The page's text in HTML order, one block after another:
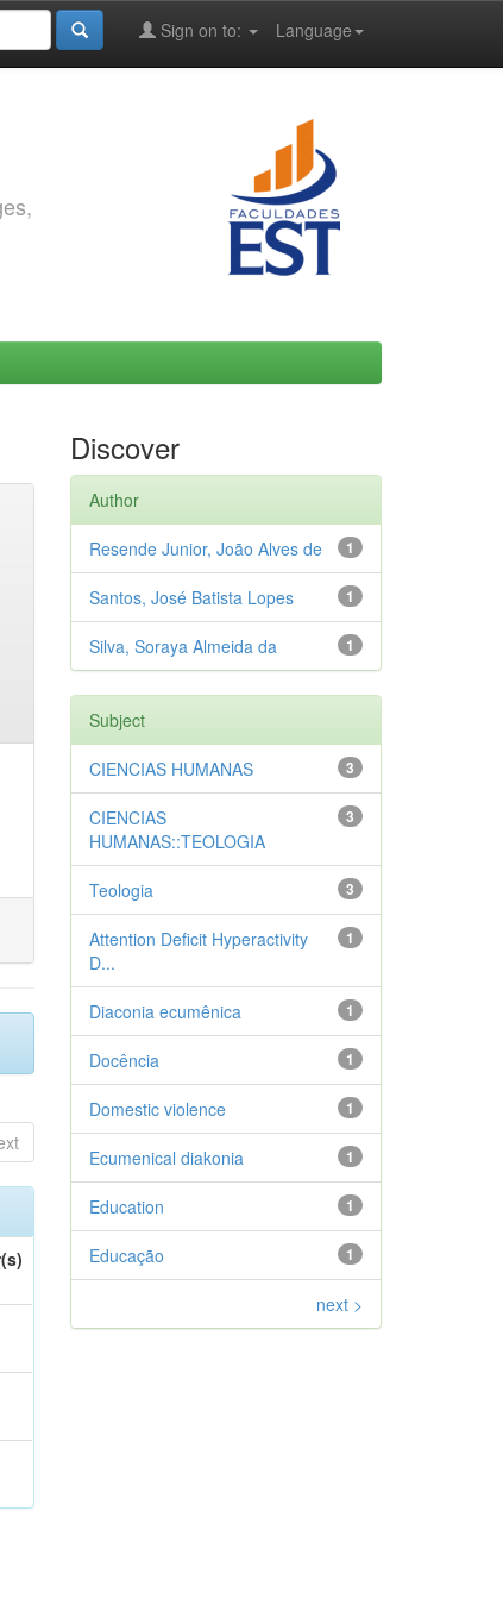
Language
Sign on to:
Discover
Author
1
Resende Junior, João Alves de
1
Santos, José Batista Lopes
1
Silva, Soraya Almeida da
Subject
3
CIENCIAS HUMANAS
3
CIENCIAS
HUMANAS::TEOLOGIA
3
Teologia
1
Attention Deficit Hyperactivity
D...
1
Diaconia ecumênica
1
Docência
1
Domestic violence
1
Ecumenical diakonia
1
Education
1
Educação
next >